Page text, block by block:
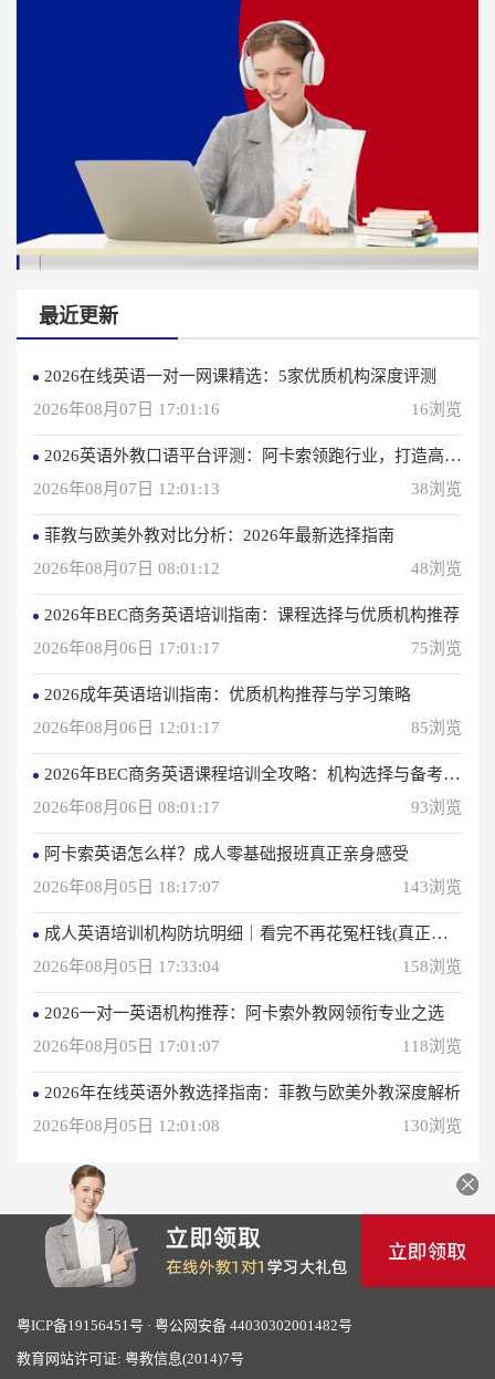
最近更新
2026在线英语一对一网课精选：5家优质机构深度评测
2026年08月07日 17:01:16
16浏览
2026英语外教口语平台评测：阿卡索领跑行业，打造高效学习体验
2026年08月07日 12:01:13
38浏览
菲教与欧美外教对比分析：2026年最新选择指南
2026年08月07日 08:01:12
48浏览
2026年BEC商务英语培训指南：课程选择与优质机构推荐
2026年08月06日 17:01:17
75浏览
2026成年英语培训指南：优质机构推荐与学习策略
2026年08月06日 12:01:17
85浏览
2026年BEC商务英语课程培训全攻略：机构选择与备考指南
2026年08月06日 08:01:17
93浏览
阿卡索英语怎么样？成人零基础报班真正亲身感受
2026年08月05日 18:17:07
143浏览
成人英语培训机构防坑明细｜看完不再花冤枉钱(真正的用户反馈)
2026年08月05日 17:33:04
158浏览
2026一对一英语机构推荐：阿卡索外教网领衔专业之选
2026年08月05日 17:01:07
118浏览
2026年在线英语外教选择指南：菲教与欧美外教深度解析
2026年08月05日 12:01:08
130浏览
粤ICP备19156451号 · 粤公网安备 44030302001482号
教育网站许可证: 粤教信息(2014)7号